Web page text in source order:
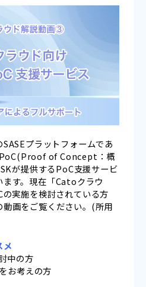
プラットフォームであ
of Concept：概
が提供するPoC支援サービ
ます。現在「Catoクラウ
実施を検討されている方
画をご覧ください。(所用
メ
中の方
お考えの方